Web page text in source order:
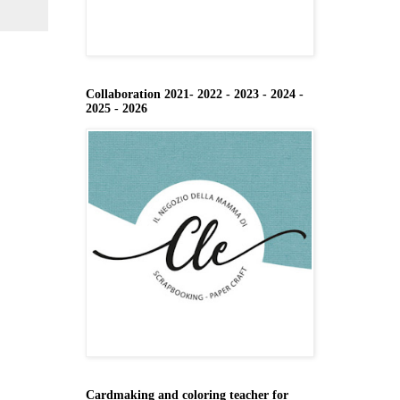
Collaboration 2021- 2022 - 2023 - 2024 -
2025 - 2026
Cardmaking and coloring teacher for